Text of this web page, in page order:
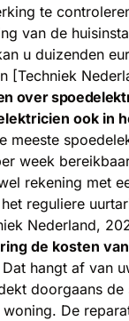
te
van de
u duizenden
[Techniek
over
ook in
meeste
week
rekening met
reguliere
Nederland,
de kosten
Dat hangt af van
doorgaans de
De